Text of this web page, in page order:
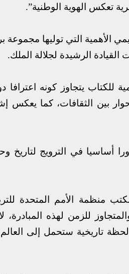
تعكس الهوية الوطنية”.
الأهمية التي توليها مجموعة
القيادة الرشيدة لجلالة الملك.
للكتاب يتجاوز كونه اعترافا
بين الثقافات، كما يعكس
أساسيا في الترويج لتاريخ
منظمة الأمم المتحدة
للزمن لهذه
تاريخية ستحمل إلى